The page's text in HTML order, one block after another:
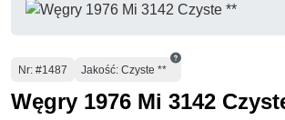
Numer
Nr: #1487 Jakość: Czyste **
Węgry 1976 Mi 3142